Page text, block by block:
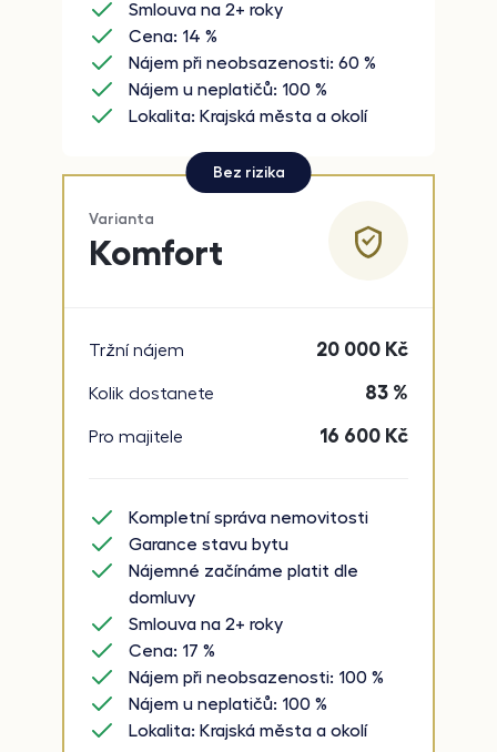
Smlouva na 2+ roky
Cena: 14 %
Nájem při neobsazenosti: 60 %
Nájem u neplatičů: 100 %
Lokalita: Krajská města a okolí
Bez rizika
Varianta
Komfort
Tržní nájem 20 000 Kč
Kolik dostanete 83 %
Pro majitele 16 600 Kč
Kompletní správa nemovitosti
Garance stavu bytu
Nájemné začínáme platit dle
domluvy
Smlouva na 2+ roky
Cena: 17 %
Nájem při neobsazenosti: 100 %
Nájem u neplatičů: 100 %
Lokalita: Krajská města a okolí